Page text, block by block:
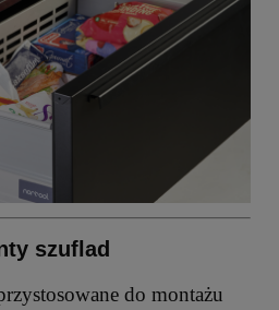
szuflad
do montażu